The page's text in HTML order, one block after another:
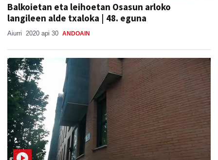
Balkoietan eta leihoetan Osasun arloko
langileen alde txaloka | 48. eguna
Aiurri 2020 api 30 ANDOAIN